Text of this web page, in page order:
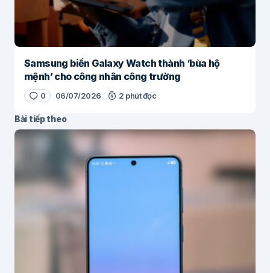
Samsung biến Galaxy Watch thành ‘bùa hộ
mệnh’ cho công nhân công trường
0 06/07/2026 2 phút đọc
Bài tiếp theo